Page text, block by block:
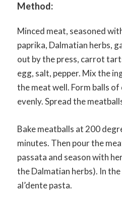
Method:
Minced meat, seasoned
paprika, Dalmatian herbs,
out by the press, carrot
egg, salt, pepper. Mix the
the meat well. Form balls of
evenly. Spread the
Bake meatballs at 200
minutes. Then pour the
passata and season with
the Dalmatian herbs). In
al’dente pasta.